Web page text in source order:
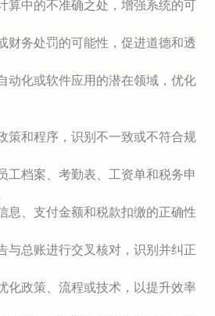
算中的不准确之处，增强系统的可
财务处罚的可能性，促进道德和透
动化或软件应用的潜在领域，优化
策和程序，识别不一致或不符合规
工档案、考勤表、工资单和税务申
息、支付金额和税款扣缴的正确性
与总账进行交叉核对，识别并纠正
化政策、流程或技术，以提升效率